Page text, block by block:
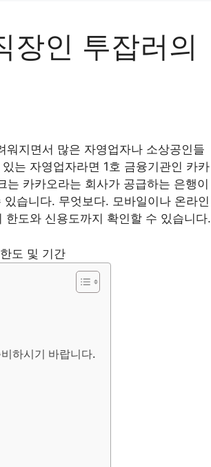
장인 투잡러의
워지면서 많은 자영업자나 소상공인들
는 자영업자라면 1호 금융기관인 카카
카카오라는 회사가 공급하는 은행이
습니다. 무엇보다. 모바일이나 온라인
도와 신용도까지 확인할 수 있습니다.
도 및 기간
하시기 바랍니다.